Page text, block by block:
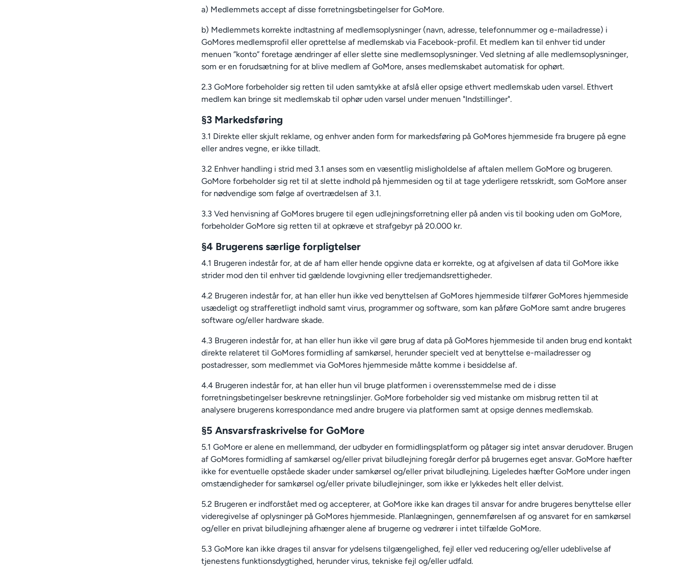
a) Medlemmets accept af disse forretningsbetingelser for GoMore.
b) Medlemmets korrekte indtastning af medlemsoplysninger (navn, adresse, telefonnummer og e-mailadresse) i
GoMores medlemsprofil eller oprettelse af medlemskab via Facebook-profil. Et medlem kan til enhver tid under
menuen ”konto” foretage ændringer af eller slette sine medlemsoplysninger. Ved sletning af alle medlemsoplysninger,
som er en forudsætning for at blive medlem af GoMore, anses medlemskabet automatisk for ophørt.
2.3 GoMore forbeholder sig retten til uden samtykke at afslå eller opsige ethvert medlemskab uden varsel. Ethvert
medlem kan bringe sit medlemskab til ophør uden varsel under menuen "Indstillinger".
§3 Markedsføring
3.1 Direkte eller skjult reklame, og enhver anden form for markedsføring på GoMores hjemmeside fra brugere på egne
eller andres vegne, er ikke tilladt.
3.2 Enhver handling i strid med 3.1 anses som en væsentlig misligholdelse af aftalen mellem GoMore og brugeren.
GoMore forbeholder sig ret til at slette indhold på hjemmesiden og til at tage yderligere retsskridt, som GoMore anser
for nødvendige som følge af overtrædelsen af 3.1.
3.3 Ved henvisning af GoMores brugere til egen udlejningsforretning eller på anden vis til booking uden om GoMore,
forbeholder GoMore sig retten til at opkræve et strafgebyr på 20.000 kr.
§4 Brugerens særlige forpligtelser
4.1 Brugeren indestår for, at de af ham eller hende opgivne data er korrekte, og at afgivelsen af data til GoMore ikke
strider mod den til enhver tid gældende lovgivning eller tredjemandsrettigheder.
4.2 Brugeren indestår for, at han eller hun ikke ved benyttelsen af GoMores hjemmeside tilfører GoMores hjemmeside
usædeligt og strafferetligt indhold samt virus, programmer og software, som kan påføre GoMore samt andre brugeres
software og/eller hardware skade.
4.3 Brugeren indestår for, at han eller hun ikke vil gøre brug af data på GoMores hjemmeside til anden brug end kontakt
direkte relateret til GoMores formidling af samkørsel, herunder specielt ved at benyttelse e-mailadresser og
postadresser, som medlemmet via GoMores hjemmeside måtte komme i besiddelse af.
4.4 Brugeren indestår for, at han eller hun vil bruge platformen i overensstemmelse med de i disse
forretningsbetingelser beskrevne retningslinjer. GoMore forbeholder sig ved mistanke om misbrug retten til at
analysere brugerens korrespondance med andre brugere via platformen samt at opsige dennes medlemskab.
§5 Ansvarsfraskrivelse for GoMore
5.1 GoMore er alene en mellemmand, der udbyder en formidlingsplatform og påtager sig intet ansvar derudover. Brugen
af GoMores formidling af samkørsel og/eller privat biludlejning foregår derfor på brugernes eget ansvar. GoMore hæfter
ikke for eventuelle opståede skader under samkørsel og/eller privat biludlejning. Ligeledes hæfter GoMore under ingen
omstændigheder for samkørsel og/eller private biludlejninger, som ikke er lykkedes helt eller delvist.
5.2 Brugeren er indforstået med og accepterer, at GoMore ikke kan drages til ansvar for andre brugeres benyttelse eller
videregivelse af oplysninger på GoMores hjemmeside. Planlægningen, gennemførelsen af og ansvaret for en samkørsel
og/eller en privat biludlejning afhænger alene af brugerne og vedrører i intet tilfælde GoMore.
5.3 GoMore kan ikke drages til ansvar for ydelsens tilgængelighed, fejl eller ved reducering og/eller udeblivelse af
tjenestens funktionsdygtighed, herunder virus, tekniske fejl og/eller udfald.